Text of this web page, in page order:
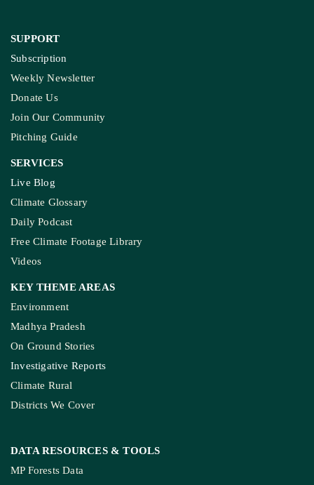
SUPPORT
Subscription
Weekly Newsletter
Donate Us
Join Our Community
Pitching Guide
SERVICES
Live Blog
Climate Glossary
Daily Podcast
Free Climate Footage Library
Videos
KEY THEME AREAS
Environment
Madhya Pradesh
On Ground Stories
Investigative Reports
Climate Rural
Districts We Cover
DATA RESOURCES & TOOLS
MP Forests Data